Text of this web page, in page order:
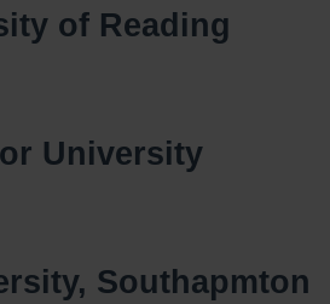
of Reading
University
Southapmton